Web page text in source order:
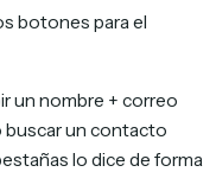
botones para el
un nombre + correo
buscar un contacto
lo dice de forma